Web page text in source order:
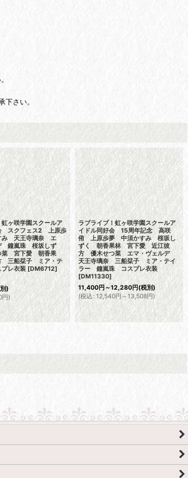
さい。
ヶ咲学園スクールア
スクフェス2 上原歩
み 天王寺璃奈 エ
鐘嵐珠 桜坂しず
菜 宮下愛 朝香果
三船栞子 ミア・テ
レ衣装 [DM6712]
)
円)
ラブライブ！虹ヶ咲学園スクールア
イドル同好会 15周年記念 高咲
侑 上原歩夢 中須かすみ 桜坂し
ずく 朝香果林 宮下愛 近江彼
方 優木せつ菜 エマ・ヴェルデ
天王寺璃奈 三船栞子 ミア・テイ
ラー 鐘嵐珠 コスプレ衣装
[DM11330]
11,400円～12,280円(税別)
(税込: 12,540円～13,508円)